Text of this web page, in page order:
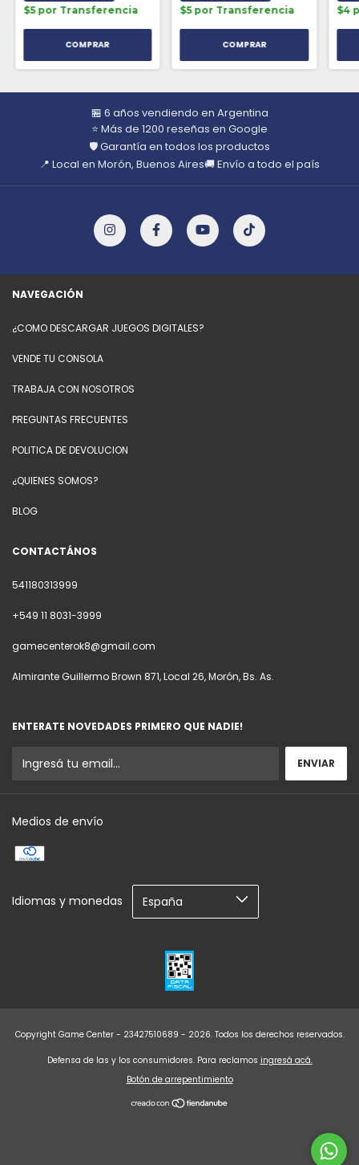
$5 por Transferencia
$5 por Transferencia
$4
🏪 6 años vendiendo en Argentina
⭐ Más de 1200 reseñas en Google
🛡️ Garantía en todos los productos
📍 Local en Morón, Buenos Aires🚚 Envío a todo el país
NAVEGACIÓN
¿COMO DESCARGAR JUEGOS DIGITALES?
VENDE TU CONSOLA
TRABAJA CON NOSOTROS
PREGUNTAS FRECUENTES
POLITICA DE DEVOLUCION
¿QUIENES SOMOS?
BLOG
CONTACTÁNOS
541180313999
+549 11 8031-3999
gamecenterok8@gmail.com
Almirante Guillermo Brown 871, Local 26, Morón, Bs. As.
ENTERATE NOVEDADES PRIMERO QUE NADIE!
Medios de envío
Idiomas y monedas
Copyright Game Center - 23427510689 - 2026. Todos los derechos reservados.
Defensa de las y los consumidores. Para reclamos ingresá acá.
Botón de arrepentimiento